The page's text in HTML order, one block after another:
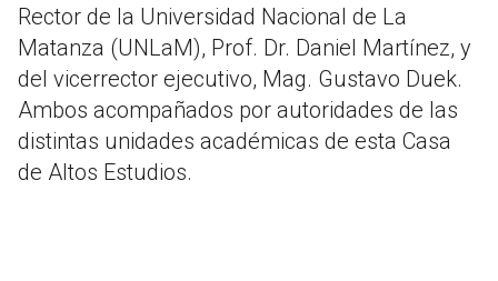
Rector de la Universidad Nacional de La
Matanza (UNLaM), Prof. Dr. Daniel Martínez, y
del vicerrector ejecutivo, Mag. Gustavo Duek.
Ambos acompañados por autoridades de las
distintas unidades académicas de esta Casa
de Altos Estudios.